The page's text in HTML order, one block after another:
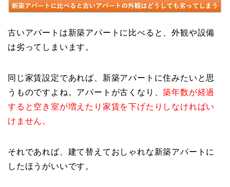
古いアパートは新築アパートに比べると、外観や設備
は劣ってしまいます。
同じ家賃設定であれば、新築アパートに住みたいと思
うものですよね。アパートが古くなり、築年数が経過
すると空き室が増えたり家賃を下げたりしなければい
けません。
それであれば、建て替えておしゃれな新築アパートに
したほうがいいです。